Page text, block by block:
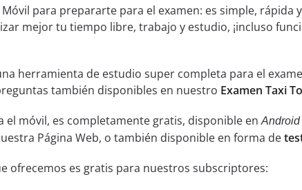
para prepararte para el examen: es simple,
mejor tu tiempo libre, trabajo y estudio, ¡incluso
herramienta de estudio super completa para el
también disponibles en nuestro Examen Taxi
el móvil, es completamente gratis, disponible enAndroid
Página Web, o también disponible en forma de
ofrecemos es gratis para nuestros subscriptores: